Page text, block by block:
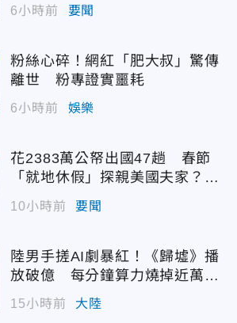
6小時前 要聞
粉絲心碎！網紅「肥大叔」驚傳
離世 粉專證實噩耗
6小時前 娛樂
花2383萬公帑出國47趟 春節
「就地休假」探親美國夫家？徐
佳青回應了
10小時前 要聞
陸男手搓AI劇暴紅！《歸墟》播
放破億 每分鐘算力燒掉近萬台
15小時前 大陸